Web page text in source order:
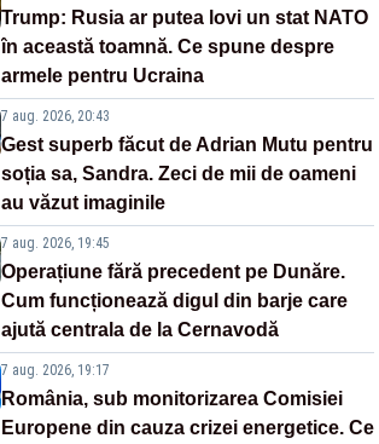
Trump: Rusia ar putea lovi un stat NATO
în această toamnă. Ce spune despre
armele pentru Ucraina
7 aug. 2026, 20:43
Gest superb făcut de Adrian Mutu pentru
soția sa, Sandra. Zeci de mii de oameni
au văzut imaginile
7 aug. 2026, 19:45
Operațiune fără precedent pe Dunăre.
Cum funcționează digul din barje care
ajută centrala de la Cernavodă
7 aug. 2026, 19:17
România, sub monitorizarea Comisiei
Europene din cauza crizei energetice. Ce